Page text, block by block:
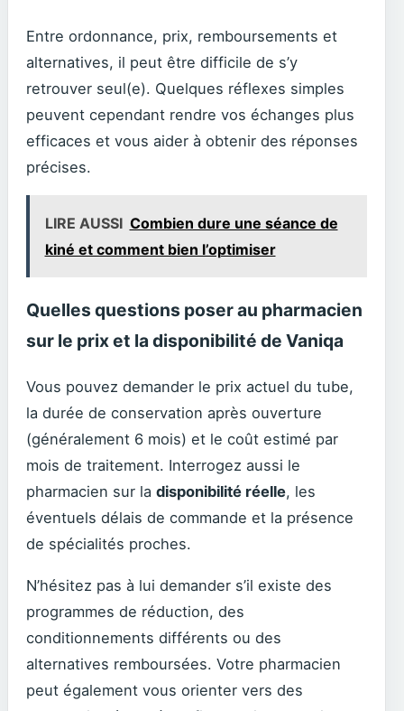
Entre ordonnance, prix, remboursements et
alternatives, il peut être difficile de s’y
retrouver seul(e). Quelques réflexes simples
peuvent cependant rendre vos échanges plus
efficaces et vous aider à obtenir des réponses
précises.
LIRE AUSSI Combien dure une séance de
kiné et comment bien l’optimiser
Quelles questions poser au pharmacien
sur le prix et la disponibilité de Vaniqa
Vous pouvez demander le prix actuel du tube,
la durée de conservation après ouverture
(généralement 6 mois) et le coût estimé par
mois de traitement. Interrogez aussi le
pharmacien sur la disponibilité réelle, les
éventuels délais de commande et la présence
de spécialités proches.
N’hésitez pas à lui demander s’il existe des
programmes de réduction, des
conditionnements différents ou des
alternatives remboursées. Votre pharmacien
peut également vous orienter vers des